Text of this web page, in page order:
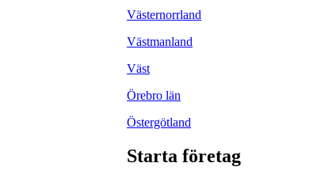
Västernorrland
Västmanland
Väst
Örebro län
Östergötland
Starta företag